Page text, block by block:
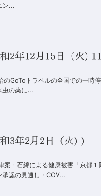
ン...
2年12月15日（火)
GoToトラベルの全国での一時
虫の薬に...
3年2月2日（火) )
案・石綿による健康被害「京都
認の見通し・COV...